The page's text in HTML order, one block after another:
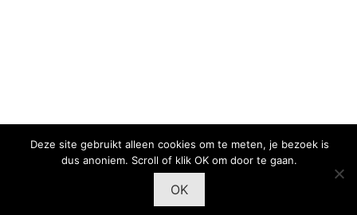
Deze site gebruikt alleen cookies om te meten, je bezoek is
dus anoniem. Scroll of klik OK om door te gaan.
OK